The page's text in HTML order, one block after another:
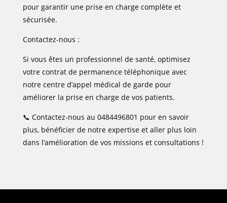
pour garantir une prise en charge complète et
sécurisée.
Contactez-nous :
Si vous êtes un professionnel de santé, optimisez
votre contrat de permanence téléphonique avec
notre centre d’appel médical de garde pour
améliorer la prise en charge de vos patients.
📞 Contactez-nous au 0484496801 pour en savoir
plus, bénéficier de notre expertise et aller plus loin
dans l’amélioration de vos missions et consultations !